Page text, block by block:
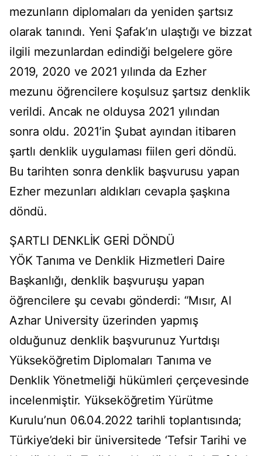
mezunların diplomaları da yeniden şartsız
olarak tanındı. Yeni Şafak’ın ulaştığı ve bizzat
ilgili mezunlardan edindiği belgelere göre
2019, 2020 ve 2021 yılında da Ezher
mezunu öğrencilere koşulsuz şartsız denklik
verildi. Ancak ne olduysa 2021 yılından
sonra oldu. 2021’in Şubat ayından itibaren
şartlı denklik uygulaması fiilen geri döndü.
Bu tarihten sonra denklik başvurusu yapan
Ezher mezunları aldıkları cevapla şaşkına
döndü.
ŞARTLI DENKLİK GERİ DÖNDÜ
YÖK Tanıma ve Denklik Hizmetleri Daire
Başkanlığı, denklik başvuruşu yapan
öğrencilere şu cevabı gönderdi: “Mısır, Al
Azhar University üzerinden yapmış
olduğunuz denklik başvurunuz Yurtdışı
Yükseköğretim Diplomaları Tanıma ve
Denklik Yönetmeliği hükümleri çerçevesinde
incelenmiştir. Yükseköğretim Yürütme
Kurulu’nun 06.04.2022 tarihli toplantısında;
Türkiye’deki bir üniversitede ‘Tefsir Tarihi ve